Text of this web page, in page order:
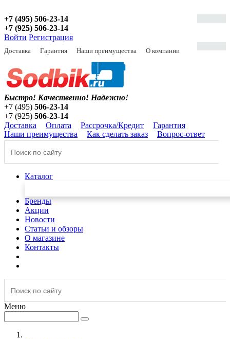
+7 (495) 506-23-14
+7 (925) 506-23-14
Войти Регистрация
Доставка Гарантия Наши преимущества О компании
Быстро! Качественно! Надежно!
+7 (495) 506-23-14
+7 (925) 506-23-14
Доставка
Оплата Рассрочка/Кредит
Гарантия
Наши преимущества
Как сделать заказ Вопрос-ответ
Каталог
Бренды
Акции
Новости
Статьи и обзоры
О магазине
Контакты
Меню